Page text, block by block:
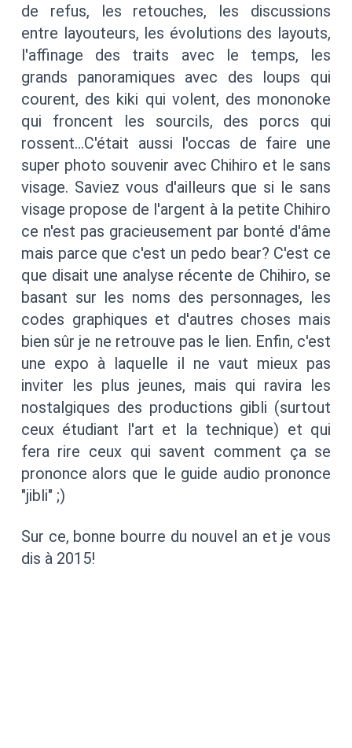
de refus, les retouches, les discussions
entre layouteurs, les évolutions des layouts,
l'affinage des traits avec le temps, les
grands panoramiques avec des loups qui
courent, des kiki qui volent, des mononoke
qui froncent les sourcils, des porcs qui
rossent…C'était aussi l'occas de faire une
super photo souvenir avec Chihiro et le sans
visage. Saviez vous d'ailleurs que si le sans
visage propose de l'argent à la petite Chihiro
ce n'est pas gracieusement par bonté d'âme
mais parce que c'est un pedo bear? C'est ce
que disait une analyse récente de Chihiro, se
basant sur les noms des personnages, les
codes graphiques et d'autres choses mais
bien sûr je ne retrouve pas le lien. Enfin, c'est
une expo à laquelle il ne vaut mieux pas
inviter les plus jeunes, mais qui ravira les
nostalgiques des productions gibli (surtout
ceux étudiant l'art et la technique) et qui
fera rire ceux qui savent comment ça se
prononce alors que le guide audio prononce
"jibli" ;)
Sur ce, bonne bourre du nouvel an et je vous
dis à 2015!